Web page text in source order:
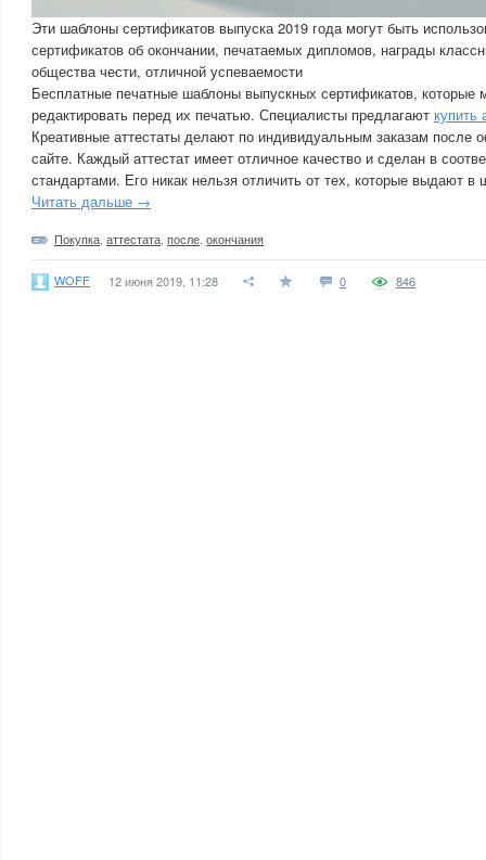
Эти шаблоны сертификатов выпуска 2019 года могут быть
сертификатов об окончании, печатаемых дипломов, награды
общества чести, отличной успеваемости
Бесплатные печатные шаблоны выпускных сертификатов, которые
редактировать перед их печатью. Специалисты предлагают купить
Креативные аттестаты делают по индивидуальным заказам после
сайте. Каждый аттестат имеет отличное качество и сделан в
стандартами. Его никак нельзя отличить от тех, которые выдают в
Читать дальше →
Покупка аттестата после окончания
WOFF 12 июня 2019, 11:28 0 846